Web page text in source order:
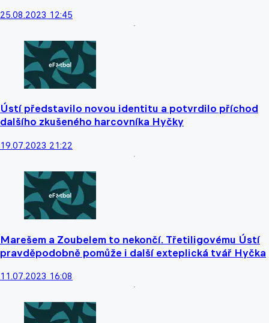
25.08.2023 12:45
Ústí představilo novou identitu a potvrdilo příchod
dalšího zkušeného harcovníka Hyčky
19.07.2023 21:22
Marešem a Zoubelem to nekončí. Třetiligovému Ústí
pravděpodobně pomůže i další exteplická tvář Hyčka
11.07.2023 16:08